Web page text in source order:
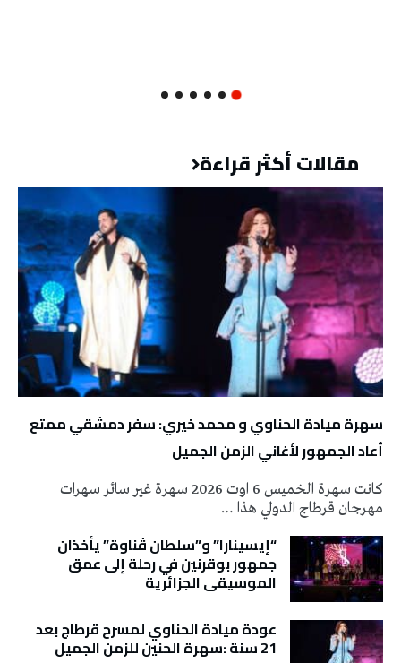
مقالات أكثر قراءة
سهرة ميادة الحناوي و محمد خيري: سفر دمشقي ممتع
أعاد الجمهور لأغاني الزمن الجميل
كانت سهرة الخميس 6 اوت 2026 سهرة غير سائر سهرات
مهرجان قرطاج الدولي هذا …
“إيسينارا” و”سلطان ڤناوة” يأخذان
جمهور بوقرنين في رحلة إلى عمق
الموسيقى الجزائرية
عودة ميادة الحناوي لمسرح قرطاج بعد
21 سنة :سهرة الحنين للزمن الجميل